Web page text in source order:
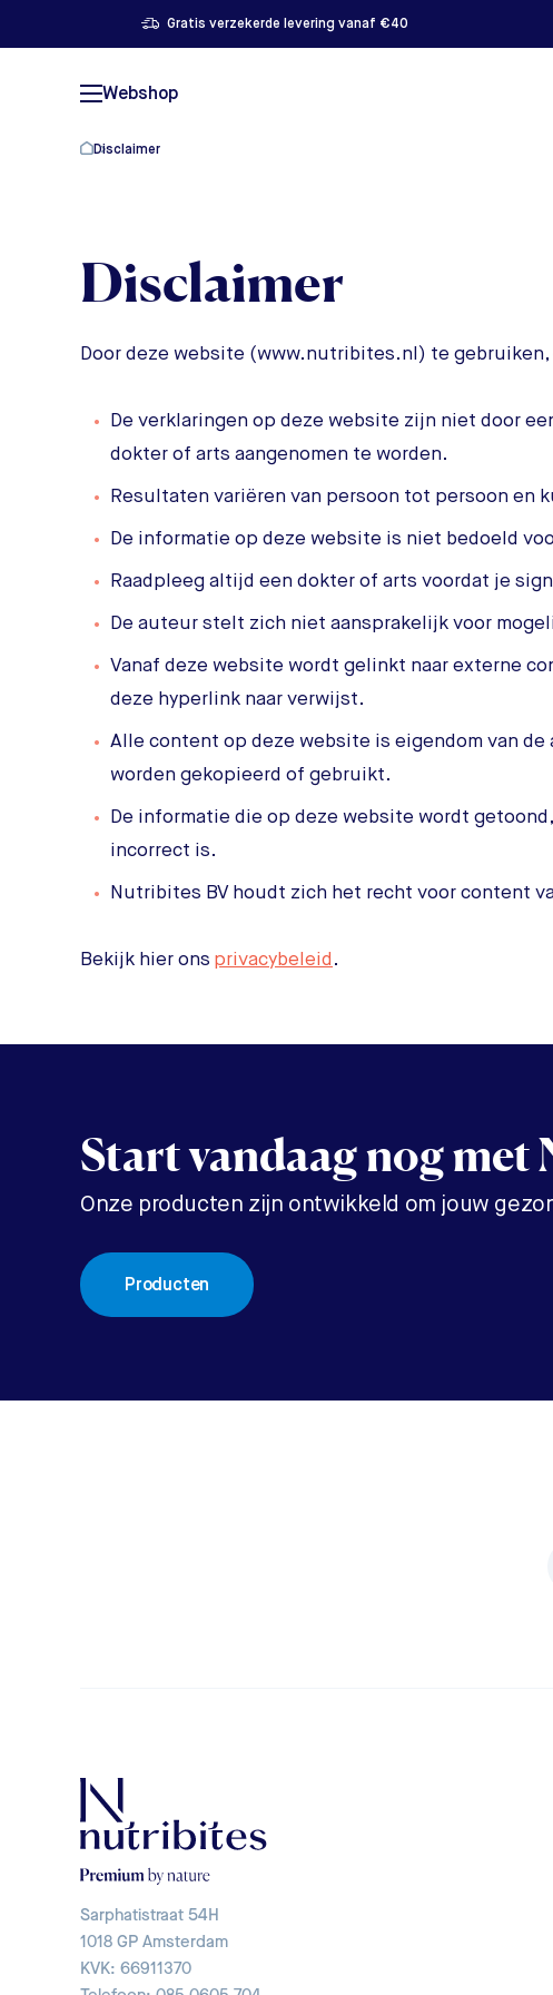
Gratis verzekerde levering vanaf €40
Webshop
Disclaimer
Disclaimer
Door deze website (www.nutribites.nl) te gebruiken,
De verklaringen op deze website zijn niet door
dokter of arts aangenomen te worden.
Resultaten variëren van persoon tot persoon en
De informatie op deze website is niet bedoeld
Raadpleeg altijd een dokter of arts voordat je
De auteur stelt zich niet aansprakelijk voor
Vanaf deze website wordt gelinkt naar externe
deze hyperlink naar verwijst.
Alle content op deze website is eigendom van
worden gekopieerd of gebruikt.
De informatie die op deze website wordt
incorrect is.
Nutribites BV houdt zich het recht voor content
Bekijk hier ons privacybeleid .
Start vandaag nog met
Onze producten zijn ontwikkeld om jouw
Producten
Sarphatistraat 54H
1018 GP Amsterdam
KVK: 66911370